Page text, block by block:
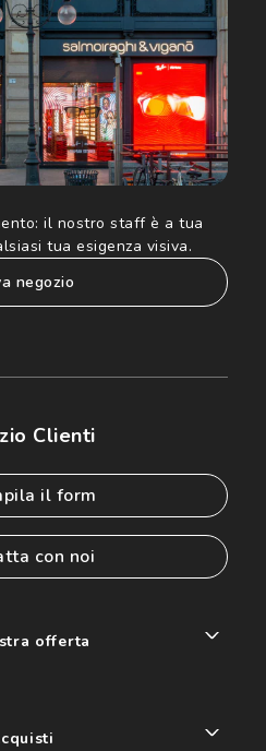
il nostro staff è a tua
tua esigenza visiva.
negozio
Clienti
il form
con noi
offerta